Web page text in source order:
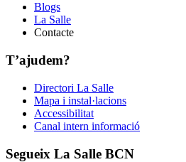
Blogs
La Salle
Contacte
T’ajudem?
Directori La Salle
Mapa i instal·lacions
Accessibilitat
Canal intern informació
Segueix La Salle BCN